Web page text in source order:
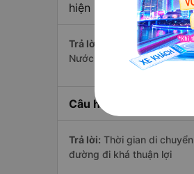
hiện nay?
Trả lời:
Tính tới thời điểm
Nước - Cà Mau hiện nay
Câu hỏi: Từ Quận 3 -
Trả lời: Thời gian di
đường đi khá thuận lợi